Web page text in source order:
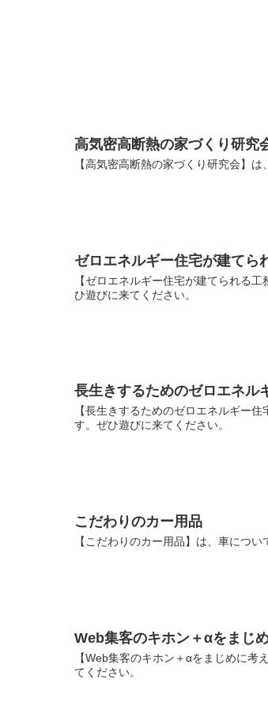
高気密高断熱の家づくり研究
【高気密高断熱の家づくり研究会】
ゼロエネルギー住宅が建てら
【ゼロエネルギー住宅が建てられる
ひ遊びに来てください。
長生きするためのゼロエネル
【長生きするためのゼロエネルギー
す。ぜひ遊びに来てください。
こだわりのカー用品
【こだわりのカー用品】は、車につ
Web集客のキホン＋αをまじ
【Web集客のキホン＋αをまじめに
てください。